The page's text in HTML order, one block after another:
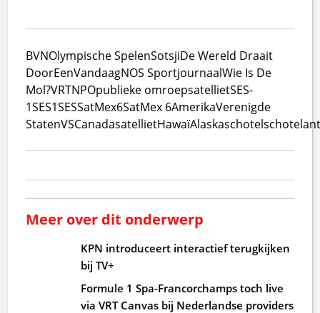
BVNOlympische SpelenSotsjiDe Wereld Draait
DoorEenVandaagNOS SportjournaalWie Is De
Mol?VRTNPOpublieke omroepsatellietSES-
1SES1SESSatMex6SatMex 6AmerikaVerenigde
StatenVSCanadasatellietHawaïAlaskaschotel
Meer over dit onderwerp
KPN introduceert interactief terugkijken
bij TV+
Formule 1 Spa-Francorchamps toch live
via VRT Canvas bij Nederlandse providers